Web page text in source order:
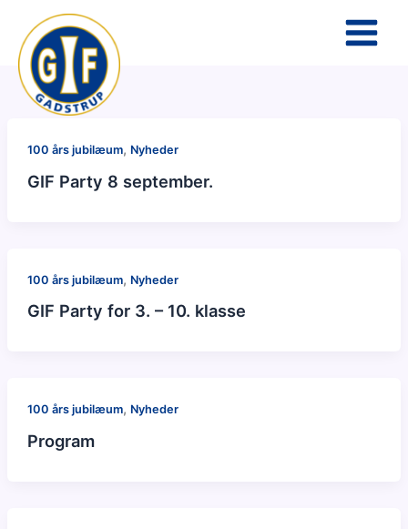
indholdet
100 års jubilæum, Nyheder
GIF Party 8 september.
100 års jubilæum, Nyheder
GIF Party for 3. – 10. klasse
100 års jubilæum, Nyheder
Program